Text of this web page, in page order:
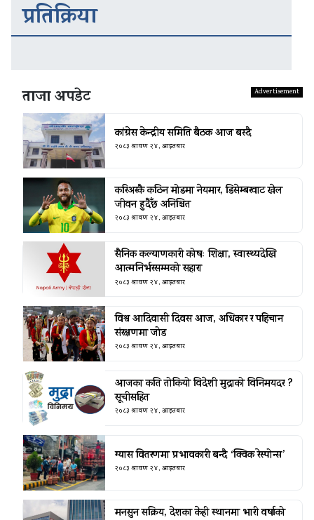
प्रतिक्रिया
ताजा अपडेट
कांग्रेस केन्द्रीय समिति बैठक आज बस्दै
२०८३ श्रावण २४, आइतबार
करिअरकै कठिन मोडमा नेयमार, डिसेम्बरवाट खेल
जीवन हुदैँछ अनिश्चित
२०८३ श्रावण २४, आइतबार
सैनिक कल्याणकारी कोषः शिक्षा, स्वास्थ्यदेखि
आत्मनिर्भरसम्मको सहारा
२०८३ श्रावण २४, आइतबार
विश्व आदिवासी दिवस आज, अधिकार र पहिचान
संरक्षणमा जोड
२०८३ श्रावण २४, आइतबार
आजका कति तोकियो विदेशी मुद्राको विनिमयदर ?
सूचीसहित
२०८३ श्रावण २४, आइतबार
ग्यास वितरणमा प्रभावकारी बन्दै ‘क्विक रेस्पोन्स’
२०८३ श्रावण २४, आइतबार
मनसुन सक्रिय, देशका केही स्थानमा भारी वर्षाको